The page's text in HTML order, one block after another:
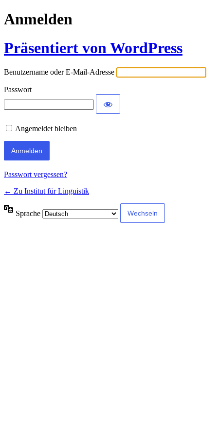
Anmelden
Präsentiert von WordPress
Benutzername oder E-Mail-Adresse
Passwort
Angemeldet bleiben
Passwort vergessen?
← Zu Institut für Linguistik
Sprache